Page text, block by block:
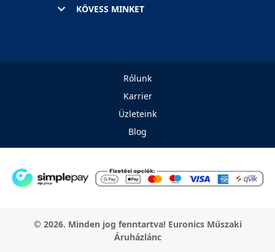
KÖVESS MINKET
Rólunk
Karrier
Üzleteink
Blog
© 2026. Minden jog fenntartva! Euronics Műszaki
Áruházlánc